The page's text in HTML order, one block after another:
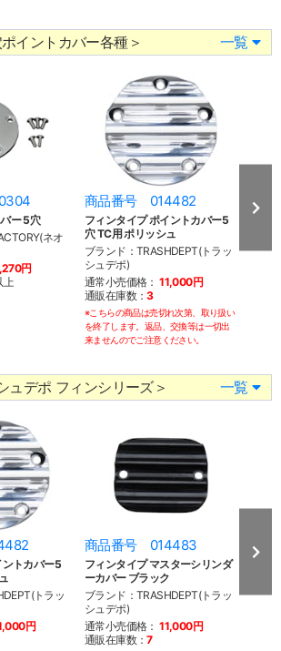
ポイントカバー各種＞ 一覧
ー 5穴
ネオ
円
上
商品番号 014482
フィンタイプ ポイントカバー5
穴 TC用 ポリッシュ
ブランド：TRASHDEPT(トラッ
シュデポ)
通常小売価格： 11,000円
通販在庫数：3
※こちらの商品は売切れ次第、取り扱い
を終了します。返品、交換等は一切出
来ませんのでご注意ください。
商
ブラ
ュデポ フィンシリーズ＞ 一覧
ントカバー5
トラッ
円
商品番号 014483
フィンタイプ マスターシリンダ
ーカバー ブラック
ブランド：TRASHDEPT(トラッ
シュデポ)
通常小売価格： 11,000円
通販在庫数：7
商
ブラ